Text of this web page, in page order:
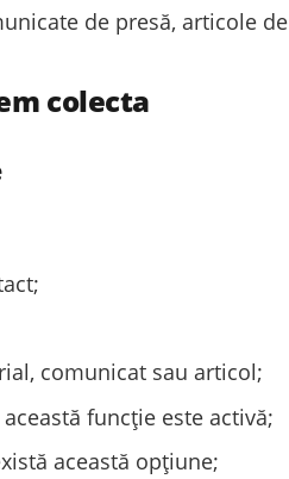
de presă, articole
colecta
comunicat sau articol;
această funcție este activă;
această opțiune;